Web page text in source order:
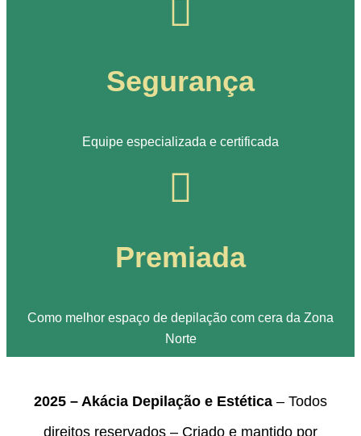
Segurança
Equipe especializada e certificada
Premiada
Como melhor espaço de depilação com cera da Zona
Norte
2025 – Akácia Depilação e Estética – Todos
direitos reservados – Criado e mantido por